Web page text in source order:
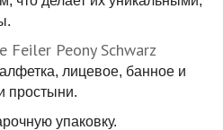
Feiler Peony Schwarz
лицевое, банное и
простыни.
упаковку.